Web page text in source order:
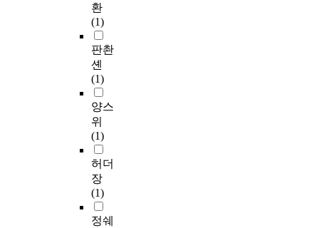
환
(1)
판촨
셴
(1)
양스
위
(1)
허더
장
(1)
정쉐